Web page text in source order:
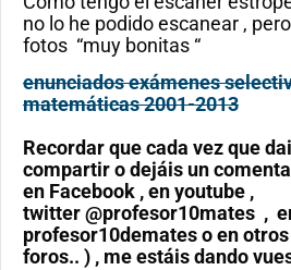
no lo he podido escanear ,
fotos “muy bonitas “
enunciados exámenes
matemáticas 2001-2013
Recordar que cada vez que
compartir o dejáis un
en Facebook , en youtube ,
twitter @profesor10mates ,
profesor10demates o en otros
foros.. ) , me estáis dando